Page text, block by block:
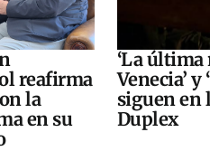
reafirma
la
en su
‘La última
Venecia’ y
siguen en
Duplex